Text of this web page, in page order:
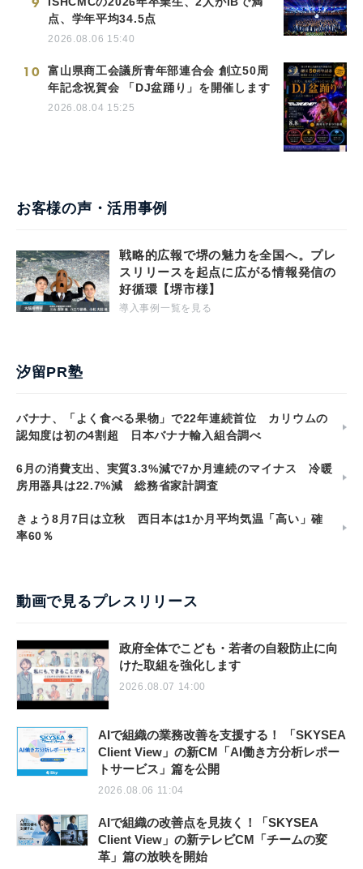
点、学年平均34.5点
2026.08.06 15:40
10
富山県商工会議所青年部連合会 創立50周
年記念祝賀会 「DJ盆踊り」を開催します
2026.08.04 15:25
お客様の声・活用事例
戦略的広報で堺の魅力を全国へ。プレ
スリリースを起点に広がる情報発信の
好循環【堺市様】
導入事例一覧を見る
汐留PR塾
バナナ、「よく食べる果物」で22年連続首位 カリウムの
認知度は初の4割超 日本バナナ輸入組合調べ
6月の消費支出、実質3.3%減で7か月連続のマイナス 冷暖
房用器具は22.7%減 総務省家計調査
きょう8月7日は立秋 西日本は1か月平均気温「高い」確
率60％
動画で見るプレスリリース
政府全体でこども・若者の自殺防止に向
けた取組を強化します
2026.08.07 14:00
AIで組織の業務改善を支援する！ 「SKYSEA
Client View」の新CM「AI働き方分析レポー
トサービス」篇を公開
2026.08.06 11:04
AIで組織の改善点を見抜く！「SKYSEA
Client View」の新テレビCM「チームの変
革」篇の放映を開始